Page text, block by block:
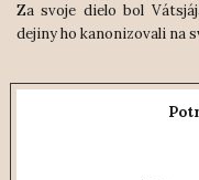
Za svoje dielo bol
dejiny ho kanonizovali na